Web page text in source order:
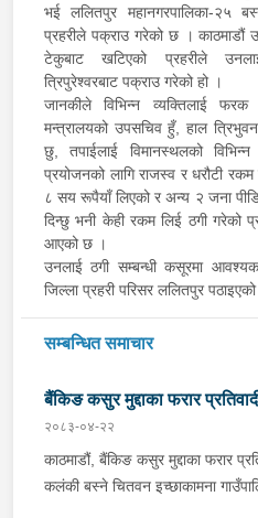
भई ललितपुर महानगरपालिका-२५
प्रहरीले पक्राउ गरेको छ । काठमाडौं
टेकुबाट खटिएको प्रहरीले उनलाई
त्रिपुरेश्वरबाट पक्राउ गरेको हो ।
जानकीले विभिन्न व्यक्तिलाई
मन्त्रालयको उपसचिव हुँ, हाल त्रिभुवन
छु, तपाईलाई विमानस्थलको
प्रयोजनको लागि राजस्व र धरौटी
८ सय रूपैयाँ लिएको र अन्य २ जना
दिन्छु भनी केही रकम लिई ठगी गरेको
आएको छ ।
उनलाई ठगी सम्बन्धी कसूरमा
जिल्ला प्रहरी परिसर ललितपुर
सम्बन्धित समाचार
बैंकिङ कसुर मुद्दाका फरार
२०८३-०४-२२
काठमाडौं, बैंकिङ कसुर मुद्दाका फरार
कलंकी बस्ने चितवन इच्छाकामना